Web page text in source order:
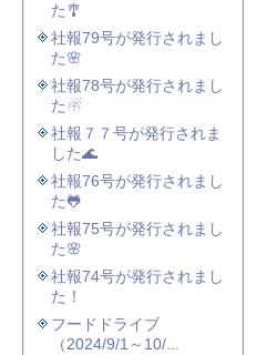
た🎐
社報79号が発行されまし
た🌸
社報78号が発行されまし
た☃
社報７７号が発行されま
した🌊
社報76号が発行されまし
た🐸
社報75号が発行されまし
た🌸
社報74号が発行されまし
た！
フードドライブ
（2024/9/1～10/...